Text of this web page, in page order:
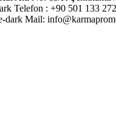
Telefon : +90 501 133
Mail: